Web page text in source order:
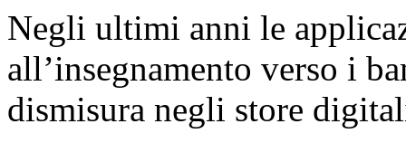
Negli ultimi anni le
all’insegnamento verso i
dismisura negli store